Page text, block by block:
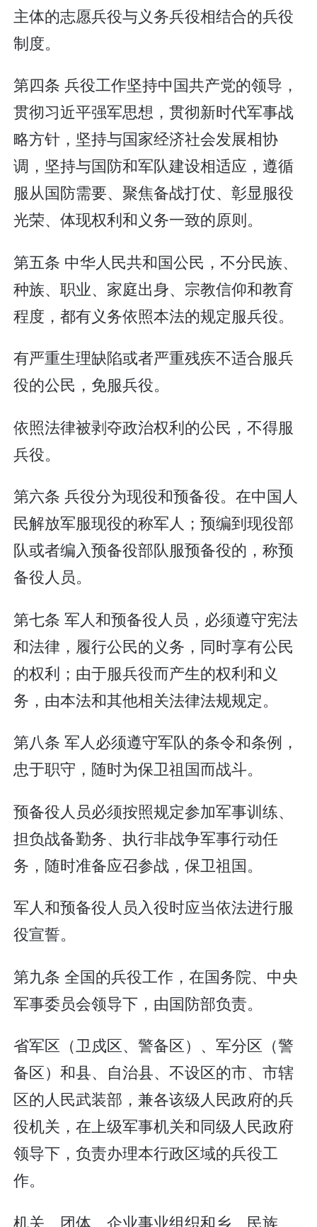
主体的志愿兵役与义务兵役相结合的兵役
制度。
第四条 兵役工作坚持中国共产党的领导，
贯彻习近平强军思想，贯彻新时代军事战
略方针，坚持与国家经济社会发展相协
调，坚持与国防和军队建设相适应，遵循
服从国防需要、聚焦备战打仗、彰显服役
光荣、体现权利和义务一致的原则。
第五条 中华人民共和国公民，不分民族、
种族、职业、家庭出身、宗教信仰和教育
程度，都有义务依照本法的规定服兵役。
有严重生理缺陷或者严重残疾不适合服兵
役的公民，免服兵役。
依照法律被剥夺政治权利的公民，不得服
兵役。
第六条 兵役分为现役和预备役。在中国人
民解放军服现役的称军人；预编到现役部
队或者编入预备役部队服预备役的，称预
备役人员。
第七条 军人和预备役人员，必须遵守宪法
和法律，履行公民的义务，同时享有公民
的权利；由于服兵役而产生的权利和义
务，由本法和其他相关法律法规规定。
第八条 军人必须遵守军队的条令和条例，
忠于职守，随时为保卫祖国而战斗。
预备役人员必须按照规定参加军事训练、
担负战备勤务、执行非战争军事行动任
务，随时准备应召参战，保卫祖国。
军人和预备役人员入役时应当依法进行服
役宣誓。
第九条 全国的兵役工作，在国务院、中央
军事委员会领导下，由国防部负责。
省军区（卫戍区、警备区）、军分区（警
备区）和县、自治县、不设区的市、市辖
区的人民武装部，兼各该级人民政府的兵
役机关，在上级军事机关和同级人民政府
领导下，负责办理本行政区域的兵役工
作。
机关、团体、企业事业组织和乡、民族